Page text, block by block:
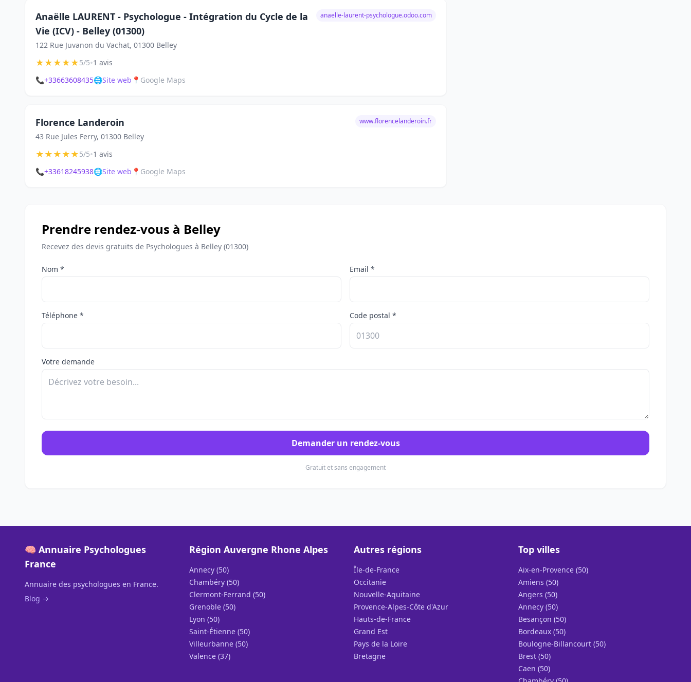
Anaëlle LAURENT - Psychologue - Intégration du Cycle de la
Vie (ICV) - Belley (01300)
122 Rue Juvanon du Vachat, 01300 Belley
anaelle-laurent-psychologue.odoo.com
★★★★★5/5•1 avis
📞+33663608435🌐Site web 📍 Google Maps
Florence Landeroin
43 Rue Jules Ferry, 01300 Belley
www.florencelanderoin.fr
★★★★★5/5•1 avis
📞+33618245938🌐Site web 📍 Google Maps
Prendre rendez-vous à Belley
Recevez des devis gratuits de Psychologues à Belley (01300)
Nom * Email *
Téléphone * Code postal *
Votre demande
Demander un rendez-vous
Gratuit et sans engagement
🧠 Annuaire Psychologues
France
Annuaire des psychologues en France.
Blog →
Région Auvergne Rhone Alpes
Annecy (50)
Chambéry (50)
Clermont-Ferrand (50)
Grenoble (50)
Lyon (50)
Saint-Étienne (50)
Villeurbanne (50)
Valence (37)
Autres régions
Île-de-France
Occitanie
Nouvelle-Aquitaine
Provence-Alpes-Côte d'Azur
Hauts-de-France
Grand Est
Pays de la Loire
Bretagne
Top villes
Aix-en-Provence (50)
Amiens (50)
Angers (50)
Annecy (50)
Besançon (50)
Bordeaux (50)
Boulogne-Billancourt (50)
Brest (50)
Caen (50)